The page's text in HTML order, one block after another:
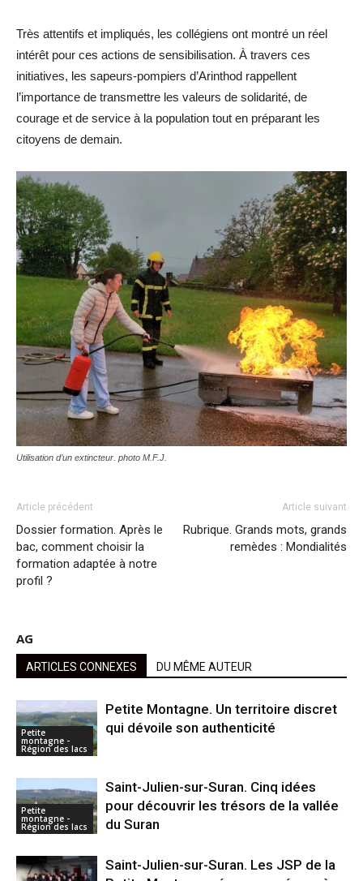
Très attentifs et impliqués, les collégiens ont montré un réel
intérêt pour ces actions de sensibilisation. À travers ces
initiatives, les sapeurs-pompiers d’Arinthod rappellent
l’importance de transmettre les valeurs de solidarité, de
courage et de service à la population tout en préparant les
citoyens de demain.
Utilisation d’un extincteur. photo M.F.J.
Article précédent
Dossier formation. Après le
bac, comment choisir la
formation adaptée à notre
profil ?
Article suivant
Rubrique. Grands mots, grands
remèdes : Mondialités
AG
ARTICLES CONNEXES DU MÊME AUTEUR
Petite
montagne -
Région des lacs
Petite Montagne. Un territoire discret
qui dévoile son authenticité
Petite
montagne -
Région des lacs
Saint-Julien-sur-Suran. Cinq idées
pour découvrir les trésors de la vallée
du Suran
Saint-Julien-sur-Suran. Les JSP de la